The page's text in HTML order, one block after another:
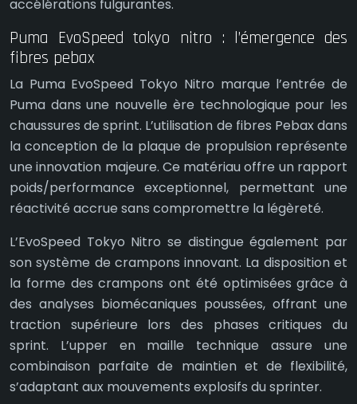
accélérations fulgurantes.
Puma EvoSpeed tokyo nitro : l’émergence des
fibres pebax
La Puma EvoSpeed Tokyo Nitro marque l’entrée de
Puma dans une nouvelle ère technologique pour les
chaussures de sprint. L’utilisation de fibres Pebax dans
la conception de la plaque de propulsion représente
une innovation majeure. Ce matériau offre un rapport
poids/performance exceptionnel, permettant une
réactivité accrue sans compromettre la légèreté.
L’EvoSpeed Tokyo Nitro se distingue également par
son système de crampons innovant. La disposition et
la forme des crampons ont été optimisées grâce à
des analyses biomécaniques poussées, offrant une
traction supérieure lors des phases critiques du
sprint. L’upper en maille technique assure une
combinaison parfaite de maintien et de flexibilité,
s’adaptant aux mouvements explosifs du sprinter.